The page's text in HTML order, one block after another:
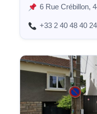
6 Rue Crébillon,
+33 2 40 48 40 24